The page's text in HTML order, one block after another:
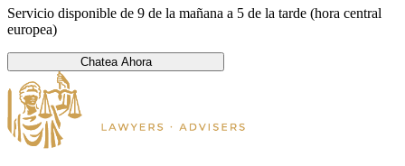
Servicio disponible de 9 de la mañana a 5 de la tarde (hora central
europea)
Chatea Ahora